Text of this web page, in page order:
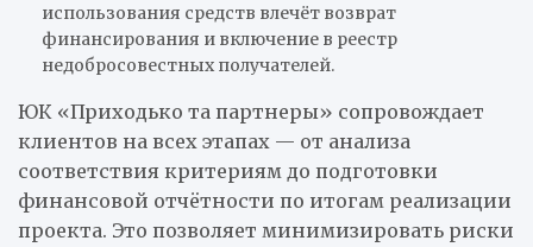
использования средств влечёт возврат
финансирования и включение в реестр
недобросовестных получателей.
ЮК «Приходько та партнеры» сопровождает
клиентов на всех этапах — от анализа
соответствия критериям до подготовки
финансовой отчётности по итогам реализации
проекта. Это позволяет минимизировать риски